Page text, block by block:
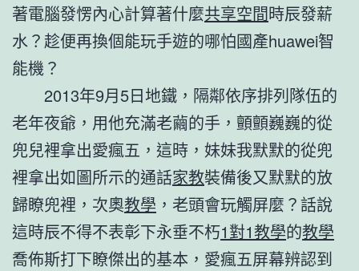
著電腦發愣內心計算著什麼共享空間時辰發薪
水？趁便再換個能玩手遊的哪怕國產huawei智
能機？
2013年9月5日地鐵，隔鄰依序排列隊伍的
老年夜爺，用他充滿老繭的手，顫顫巍巍的從
兜兒裡拿出愛瘋五，這時，妹妹我默默的從兜
裡拿出如圖所示的通話家教裝備後又默默的放
歸瞭兜裡，次奧教學 ，老頭會玩觸屏麼？話說
這時辰不得不表彰下永垂不朽1對1教學的教學
喬佈斯打下瞭傑出的基本，愛瘋五屏幕辨認到